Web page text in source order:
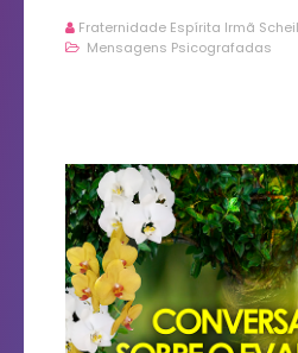
Fraternidade Espírita Irmã
Mensagens Psicografadas